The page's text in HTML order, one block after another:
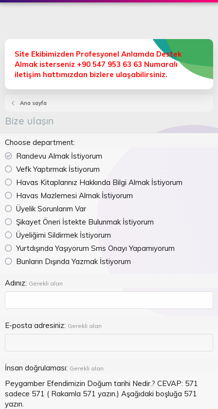
Site Ekibimizden Profesyonel Anlamda Destek
Almak isterseniz +90 547 953 63 63 Numaralı
iletişim hattımızdan bizlere ulaşabilirsiniz.
Ana sayfa
Bize ulaşın
Choose department
Randevu Almak İstiyorum
Vefk Yaptırmak İstiyorum
Havas Kitaplarınız Hakkında Bilgi Almak İstiyorum
Havas Mazlemesi Almak İstiyorum
Üyelik Sorunlarım Var
Şikayet Öneri İstekte Bulunmak İstiyorum
Üyeliğimi Sildirmek İstiyorum
Yurtdışında Yaşıyorum Sms Onayı Yapamıyorum
Bunların Dışında Yazmak İstiyorum
Adınız Gerekli alan
E-posta adresiniz Gerekli alan
İnsan doğrulaması Gerekli alan
Peygamber Efendimizin Doğum tarihi Nedir.? CEVAP: 571
sadece 571 ( Rakamla 571 yazın.) Aşağıdaki boşluğa 571
yazın.